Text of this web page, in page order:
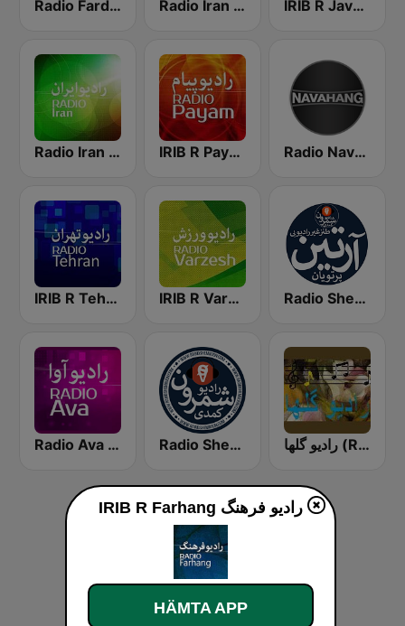
Radio Farda (راديو فردا) Radio Iran International IRIB R Javan راديو جوان
Radio Iran رادیو ایران IRIB R Payam رادیو پیام Radio Navahang
IRIB R Tehran رادیو تهران IRIB R Varzesh رادیو ورزش Radio Shemroon
Radio Ava رادیو آوا Radio Shemroon - رادیو شمرون رادیو گلها (Radio Golha)
IRIB R Farhang رادیو فرهنگ
HÄMTA APP